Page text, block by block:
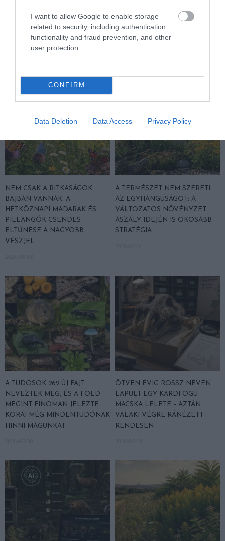
I want to allow Google to enable storage
related to security, including authentication
functionality and fraud prevention, and other
user protection.
CONFIRM
Data Deletion Data Access Privacy Policy
KIRÁNDULÁS PANNONHALMA
KÖRNYÉKÉN: TERMÉSZET,
SZŐLŐ ÉS KOMLÓ
TALÁLKOZÁSA
HŐKUPOLA MAGYARORSZÁG
FELETT: MI EZ A LÁTHATATLAN
FEDŐ, ÉS MI TÖRTÉNIK
NEM CSAK A RITKASÁGOK
BAJBAN VANNAK: A
HÉTKÖZNAPI MADARAK ÉS
PILLANGÓK CSENDES
ELTŰNÉSE A NAGYOBB
VÉSZJEL
A TERMÉSZET NEM SZERETI
AZ EGYHANGÚSÁGOT: A
VÁLTOZATOS NÖVÉNYZET
ASZÁLY IDEJÉN IS OKOSABB
STRATÉGIA
A TUDÓSOK 262 ÚJ FAJT
NEVEZTEK MEG, ÉS A FÖLD
MEGINT FINOMAN JELEZTE:
KORAI MÉG MINDENTUDÓNAK
HINNI MAGUNKAT
ÖTVEN ÉVIG ROSSZ NÉVEN
LAPULT EGY KARDFOGÚ
MACSKA LELETE – AZTÁN
VALAKI VÉGRE RÁNÉZETT
RENDESEN